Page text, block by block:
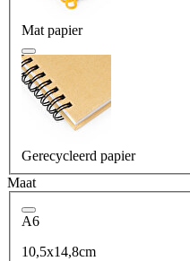
Mat papier
Gerecycleerd papier
Maat
A6
10,5x14,8cm